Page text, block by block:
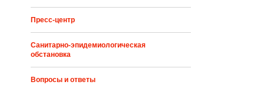
Пресс-центр
Санитарно-эпидемиологическая
обстановка
Вопросы и ответы